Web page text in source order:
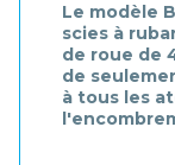
Le modèle
scies à
de roue de
de
à tous les